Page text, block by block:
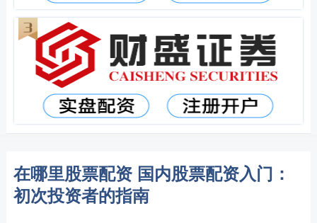
在哪里股票配资 国内股票配资入门：
初次投资者的指南